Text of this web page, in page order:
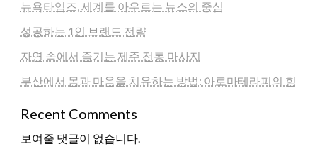
뉴욕타임즈, 세계를 아우르는 뉴스의 중심
성공하는 1인 브랜드 전략
자연 속에서 즐기는 제주 전통 마사지
부산에서 몸과 마음을 치유하는 방법: 아로마테라피의 힘
Recent Comments
보여줄 댓글이 없습니다.